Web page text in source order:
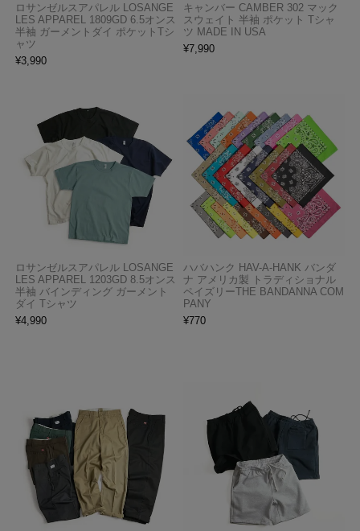
ロサンゼルスアパレル LOSANGE
LES APPAREL 1809GD 6.5オンス
半袖 ガーメントダイ ポケットTシ
ャツ
¥3,990
キャンバー CAMBER 302 マック
スウェイト 半袖 ポケット Tシャ
ツ MADE IN USA
¥7,990
ロサンゼルスアパレル LOSANGE
LES APPAREL 1203GD 8.5オンス
半袖 バインディング ガーメント
ダイ Tシャツ
¥4,990
ハバハンク HAV-A-HANK バンダ
ナ アメリカ製 トラディショナル
ペイズリーTHE BANDANNA COM
PANY
¥770